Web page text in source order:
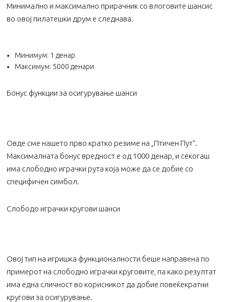
Минимално и максимално прирачник со влоговите шансис
во овој пилатешки друм е следнава.
Минимум: 1 денар
Максимум: 5000 денари
Бонус функции за осигурување шанси
Овде сме нашето прво кратко резиме на „Птичен Пут“.
Максималната бонус вредност е од 1000 денар, и секогаш
има слободно играчки рута која може да се добие со
специфичен симбол.
Слободо играчки кругови шанси
Овој тип на игришка функционалности беше направена по
примерот на слободно играчки круговите, па како резултат
има една сличност во корисникот да добие повеќекратни
кругови за осигурување.